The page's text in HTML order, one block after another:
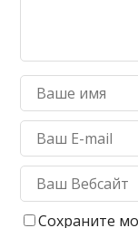
Сохраните